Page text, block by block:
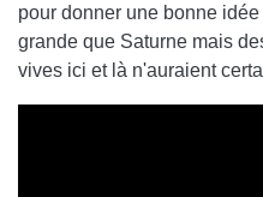
pour donner une bonne
grande que Saturne mais
vives ici et là n'auraient